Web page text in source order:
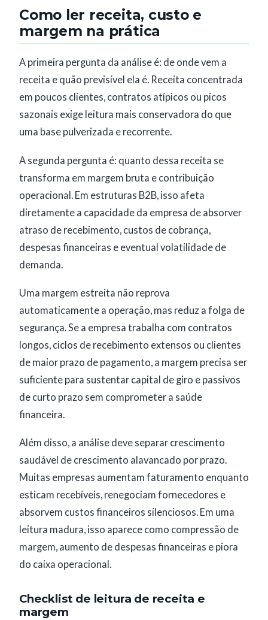
Como ler receita, custo e
margem na prática
A primeira pergunta da análise é: de onde vem a
receita e quão previsível ela é. Receita concentrada
em poucos clientes, contratos atípicos ou picos
sazonais exige leitura mais conservadora do que
uma base pulverizada e recorrente.
A segunda pergunta é: quanto dessa receita se
transforma em margem bruta e contribuição
operacional. Em estruturas B2B, isso afeta
diretamente a capacidade da empresa de absorver
atraso de recebimento, custos de cobrança,
despesas financeiras e eventual volatilidade de
demanda.
Uma margem estreita não reprova
automaticamente a operação, mas reduz a folga de
segurança. Se a empresa trabalha com contratos
longos, ciclos de recebimento extensos ou clientes
de maior prazo de pagamento, a margem precisa ser
suficiente para sustentar capital de giro e passivos
de curto prazo sem comprometer a saúde
financeira.
Além disso, a análise deve separar crescimento
saudável de crescimento alavancado por prazo.
Muitas empresas aumentam faturamento enquanto
esticam recebíveis, renegociam fornecedores e
absorvem custos financeiros silenciosos. Em uma
leitura madura, isso aparece como compressão de
margem, aumento de despesas financeiras e piora
do caixa operacional.
Checklist de leitura de receita e
margem